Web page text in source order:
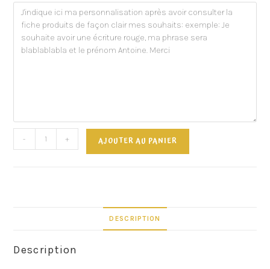
- + AJOUTER AU PANIER
DESCRIPTION
Description